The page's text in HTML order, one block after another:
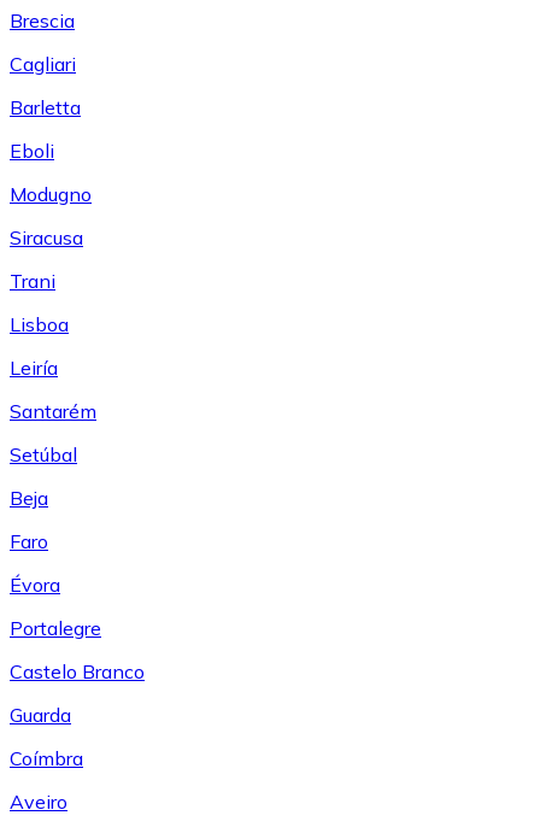
Brescia
Cagliari
Barletta
Eboli
Modugno
Siracusa
Trani
Lisboa
Leiría
Santarém
Setúbal
Beja
Faro
Évora
Portalegre
Castelo Branco
Guarda
Coímbra
Aveiro